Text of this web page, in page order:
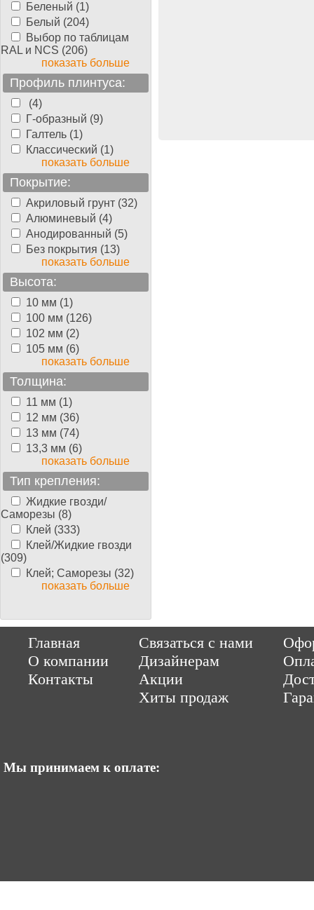
Беленый (1)
Белый (204)
Выбор по таблицам
RAL и NCS (206)
показать больше
Профиль плинтуса:
(4)
Г-образный (9)
Галтель (1)
Классический (1)
показать больше
Покрытие:
Акриловый грунт (32)
Алюминевый (4)
Анодированный (5)
Без покрытия (13)
показать больше
Высота:
10 мм (1)
100 мм (126)
102 мм (2)
105 мм (6)
показать больше
Толщина:
11 мм (1)
12 мм (36)
13 мм (74)
13,3 мм (6)
показать больше
Тип крепления:
Жидкие гвозди/
Саморезы (8)
Клей (333)
Клей/Жидкие гвозди
(309)
Клей; Саморезы (32)
показать больше
доска Parquet-
Бук 3-х полосный
2400 мм, 14 мм,
1820.00руб./м2
Главная
О компании
Контакты
Связаться с нами
Дизайнерам
Акции
Хиты продаж
Мы принимаем к оплате:
ItCompany Продвижение сайтов by «ВзлЁт»